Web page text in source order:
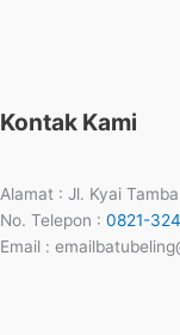
Kontak Kami
Alamat : Jl. Kyai
No. Telepon : 0821-
Email :